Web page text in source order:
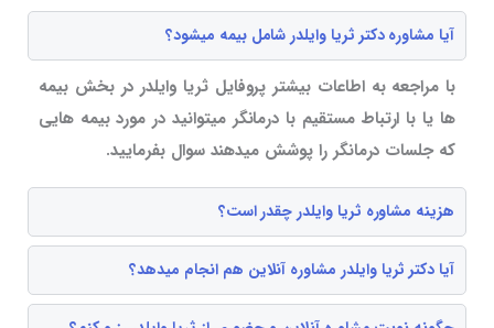
آیا مشاوره دکتر ثریا وایلدر شامل بیمه میشود؟
با مراجعه به اطاعات بیشتر پروفایل ثریا وایلدر در بخش بیمه
ها یا با ارتباط مستقیم با درمانگر میتوانید در مورد بیمه هایی
که جلسات درمانگر را پوشش میدهند سوال بفرمایید.
هزینه مشاوره ثریا وایلدر چقدر است؟
آیا دکتر ثریا وایلدر مشاوره آنلاین هم انجام میدهد؟